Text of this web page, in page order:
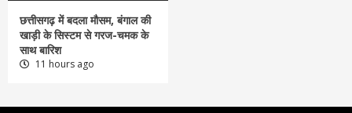
छत्तीसगढ़ में बदला मौसम, बंगाल की
खाड़ी के सिस्टम से गरज-चमक के
साथ बारिश
11 hours ago